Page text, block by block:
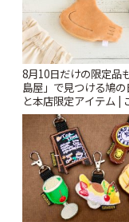
8月10日だけの限定品
島屋」で見つける鳩
と本店限定アイテム |
ぷ